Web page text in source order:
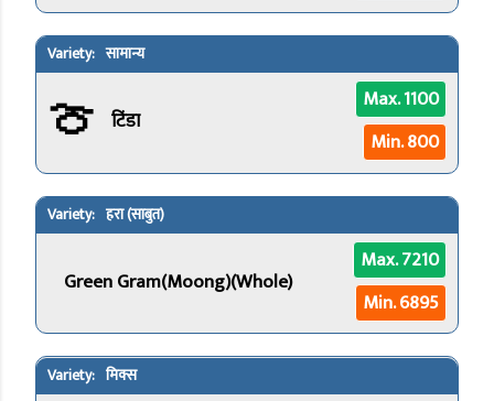
सामान्य
🍈 टिंडा
Max. 1100
Min. 800
हरा (साबुत)
Green Gram(Moong)(Whole)
Max. 7210
Min. 6895
मिक्स